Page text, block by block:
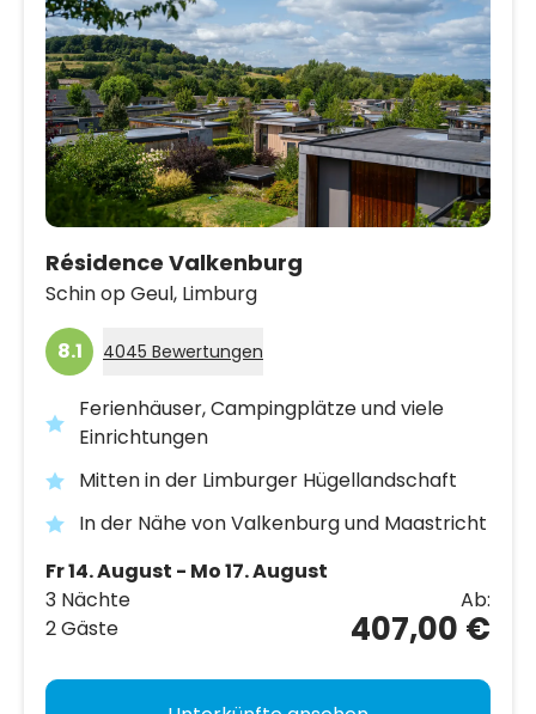
Résidence Valkenburg
Schin op Geul, Limburg
8.1 4045 Bewertungen
Ferienhäuser, Campingplätze und viele
Einrichtungen
Mitten in der Limburger Hügellandschaft
In der Nähe von Valkenburg und Maastricht
Fr 14. August - Mo 17. August
3 Nächte
2 Gäste
Ab:
407,00 €